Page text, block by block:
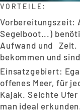
VORTEILE:
Vorbereitungszeit:
Segelboot...)
Aufwand und Zeit.
bekommen und
Einsatzgebiert:
offenes Meer, für
Kajak. Seichte
man ideal erkunden.